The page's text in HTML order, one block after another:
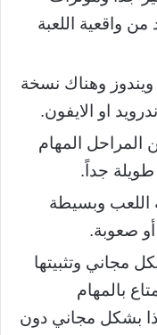
واقعية اللعبة
وهناك نسخة
او الايفون.
المراحل المهام
جداً.
اللعب وبسيطة
أو صعوبة.
مجاني وتثبيتها
بالمهام
بشكل مجاني دون